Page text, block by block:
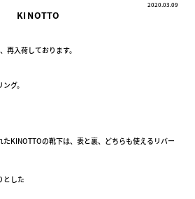
2020.03.09
KINOTTO
再入荷しております。
グ。
KINOTTOの靴下は、表と裏、どちらも使えるリバー
とした